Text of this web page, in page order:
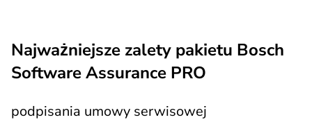
Najważniejsze zalety pakietu Bosch
Software Assurance PRO
podpisania umowy serwisowej